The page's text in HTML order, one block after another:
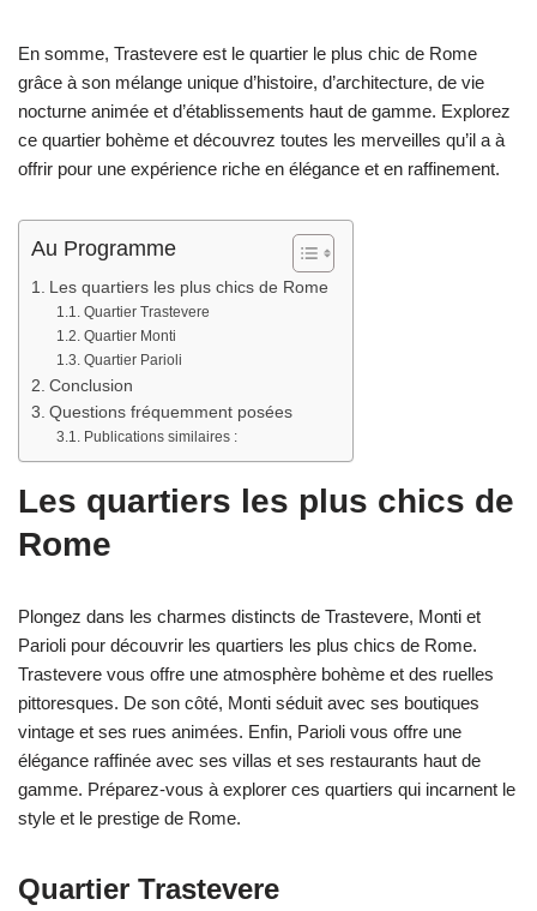
En somme, Trastevere est le quartier le plus chic de Rome
grâce à son mélange unique d’histoire, d’architecture, de vie
nocturne animée et d’établissements haut de gamme. Explorez
ce quartier bohème et découvrez toutes les merveilles qu’il a à
offrir pour une expérience riche en élégance et en raffinement.
Au Programme
Les quartiers les plus chics de Rome
Quartier Trastevere
Quartier Monti
Quartier Parioli
Conclusion
Questions fréquemment posées
Publications similaires :
Les quartiers les plus chics de
Rome
Plongez dans les charmes distincts de Trastevere, Monti et
Parioli pour découvrir les quartiers les plus chics de Rome.
Trastevere vous offre une atmosphère bohème et des ruelles
pittoresques. De son côté, Monti séduit avec ses boutiques
vintage et ses rues animées. Enfin, Parioli vous offre une
élégance raffinée avec ses villas et ses restaurants haut de
gamme. Préparez-vous à explorer ces quartiers qui incarnent le
style et le prestige de Rome.
Quartier Trastevere